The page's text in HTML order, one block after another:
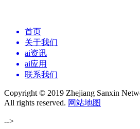
首页
关于我们
ai资讯
ai应用
联系我们
Copyright © 2019 Zhejiang Sanxin
All rights reserved. 网站地图
-->